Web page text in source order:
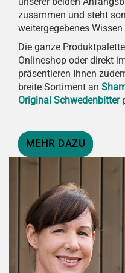
zusammen und steht
weitergegebenes
Die ganze
Onlineshop oder direkt
präsentieren Ihnen
breite Sortiment an
Original Schwedenbitter
MEHR DAZU